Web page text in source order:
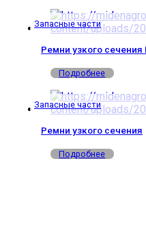
Запасные части
Ремни узкого сечения
Подробнее
Запасные части
Ремни узкого сечения
Подробнее